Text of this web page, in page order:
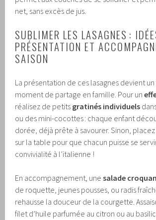
net, sans excès de jus.
SUBLIMER LES LASAGNES :
PRÉSENTATION ET
SAISON
La présentation de ces lasagnes devient
moment de partage en famille. Pour un
réalisez de petits gratinés individuels
ou des mini-cocottes : chaque enfant
dorée, déjà prête à savourer. Sinon,
sur la table pour que chacun puisse se
convivialité à l’italienne !
En accompagnement, unesalade
de roquette, jeunes pousses, ou radis
rehausse la douceur de la courgette.
filet d’huile parfumée au citron ou au